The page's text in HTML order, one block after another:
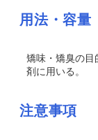
用法・容量
矯味・矯臭の目
剤に用いる。
注意事項